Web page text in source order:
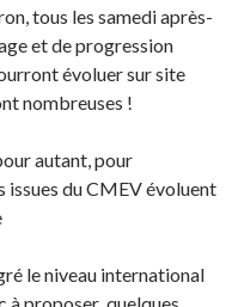
tous les samedi après-
et de progression
évoluer sur site
nombreuses !
autant, pour
issues du CMEV évoluent
le niveau international